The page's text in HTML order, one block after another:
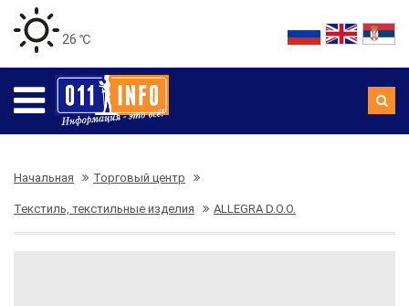
26 ℃
Начальная Торговый центр
Текстиль, текстильные изделия ALLEGRA D.O.O.